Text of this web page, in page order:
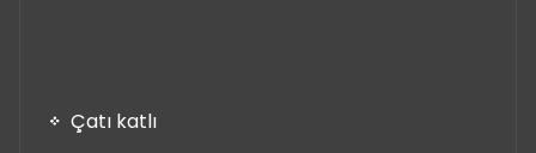
Çatı katlı